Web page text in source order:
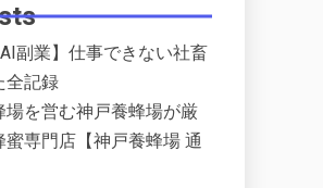
副業】仕事できない社畜
全記録
場を営む神戸養蜂場が厳
専門店【神戸養蜂場 通